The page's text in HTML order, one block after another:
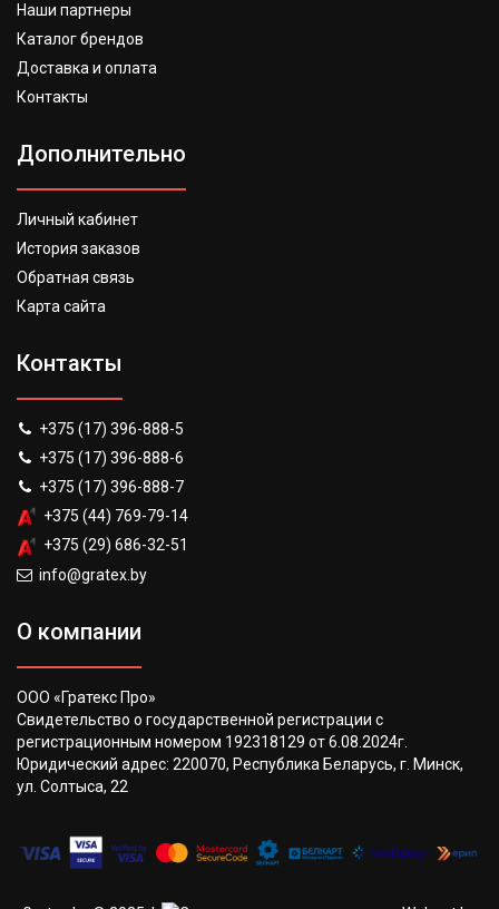
Наши партнеры
Каталог брендов
Доставка и оплата
Контакты
Дополнительно
Личный кабинет
История заказов
Обратная связь
Карта сайта
Контакты
+375 (17) 396-888-5
+375 (17) 396-888-6
+375 (17) 396-888-7
+375 (44) 769-79-14
+375 (29) 686-32-51
info@gratex.by
О компании
ООО «Гратекс Про»
Свидетельство о государственной регистрации с
регистрационным номером 192318129 от 6.08.2024г.
Юридический адрес: 220070, Республика Беларусь, г. Минск,
ул. Солтыса, 22